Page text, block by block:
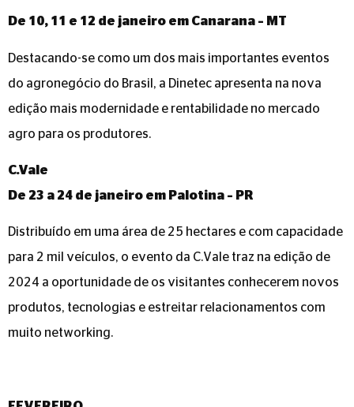
De 10, 11 e 12 de janeiro em Canarana – MT
Destacando-se como um dos mais importantes eventos
do agronegócio do Brasil, a Dinetec apresenta na nova
edição mais modernidade e rentabilidade no mercado
agro para os produtores.
C.Vale
De 23 a 24 de janeiro em Palotina – PR
Distribuído em uma área de 25 hectares e com capacidade
para 2 mil veículos, o evento da C.Vale traz na edição de
2024 a oportunidade de os visitantes conhecerem novos
produtos, tecnologias e estreitar relacionamentos com
muito networking.